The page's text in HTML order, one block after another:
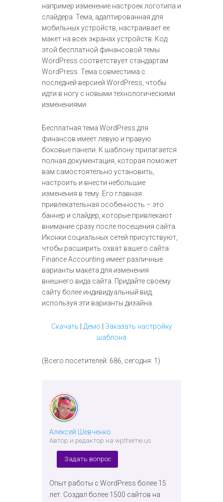
например изменение настроек логотипа и
слайдера. Тема, адаптированная для
мобильных устройств, настраивает ее
макет на всех экранах устройств. Код
этой бесплатной финансовой темы
WordPress соответствует стандартам
WordPress. Тема совместима с
последней версией WordPress, чтобы
идти в ногу с новыми технологическими
изменениями.
Бесплатная тема WordPress для
финансов имеет левую и правую
боковые панели. К шаблону прилагается
полная документация, которая поможет
вам самостоятельно установить,
настроить и внести небольшие
изменения в тему. Его главная
привлекательная особенность – это
баннер и слайдер, которые привлекают
внимание сразу после посещения сайта.
Иконки социальных сетей присутствуют,
чтобы расширить охват вашего сайта.
Finance Accounting имеет различные
варианты макета для изменения
внешнего вида сайта. Придайте своему
сайту более индивидуальный вид,
используя эти варианты дизайна.
Скачать Демо
Заказать настройку
шаблона
(Всего посетителей: 686, сегодня: 1)
Алексей Шевченко
Автор и редактор на wptheme.us
Задать вопрос
Опыт работы с WordPress более 15
лет. Создал более 1500 сайтов на